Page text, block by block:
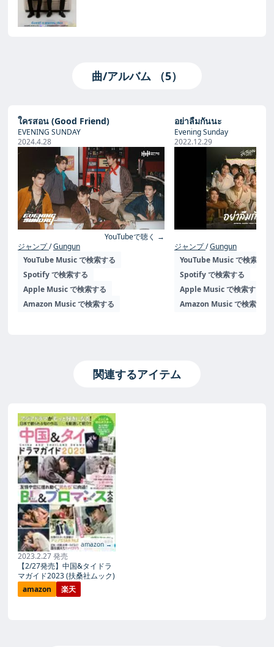
曲/アルバム （5）
ใครสอน (Good Friend)
EVENING SUNDAY
2024.4.28
YouTubeで聴く →
ジャンプ Gungun
YouTube Music で検索する
Spotify で検索する
Apple Music で検索する
Amazon Music で検索する
อย่าลืมกันนะ
Evening Sunday
2022.12.29
ジャンプ Gungun
YouTube Music で検索する
Spotify で検索する
Apple Music で検索する
Amazon Music で検索する
関連するアイテム
amazon →
2023.2.27 発売
【2/27発売】中国&タイドラ
マガイド2023 (扶桑社ムック)
amazon
楽天